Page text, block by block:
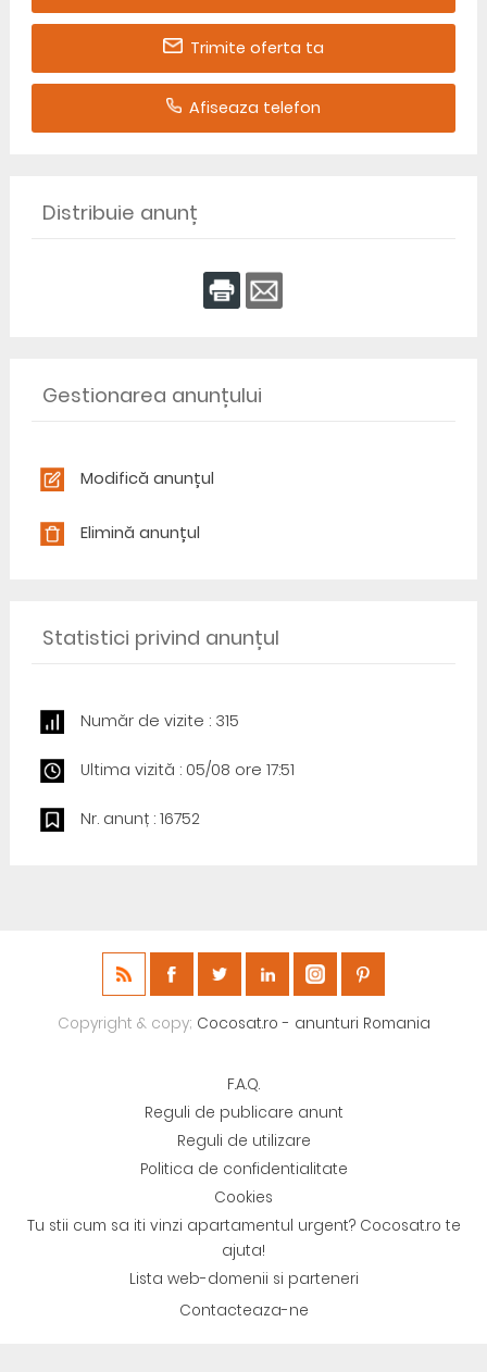
Trimite oferta ta
Afiseaza telefon
Distribuie anunț
Gestionarea anunțului
Modifică anunțul
Elimină anunțul
Statistici privind anunțul
Număr de vizite : 315
Ultima vizită : 05/08 ore 17:51
Nr. anunț : 16752
Copyright & copy; Cocosat.ro - anunturi Romania
F.A.Q.
Reguli de publicare anunt
Reguli de utilizare
Politica de confidentialitate
Cookies
Tu stii cum sa iti vinzi apartamentul urgent? Cocosat.ro te
ajuta!
Lista web-domenii si parteneri
Contacteaza-ne